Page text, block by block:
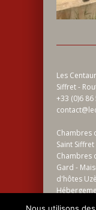
Les
Siffret -
+33 (0)6
Chambres
Saint
Chambres
Gard -
d'hôtes